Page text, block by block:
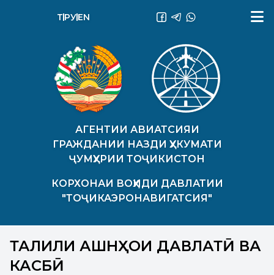
АГЕНТИИ АВИАТСИЯИ
ГРАЖДАНИИ НАЗДИ ҲУКУМАТИ
ҶУМҲУРИИ ТОҶИКИСТОН
КОРХОНАИ ВОҲИДИ ДАВЛАТИИ
"ТОҶИКАЭРОНАВИГАТСИЯ"
ТҶ РУEN
ТАҶЛИЛИ ҶАШНҲОИ ДАВЛАТӢ ВА
КАСБӢ